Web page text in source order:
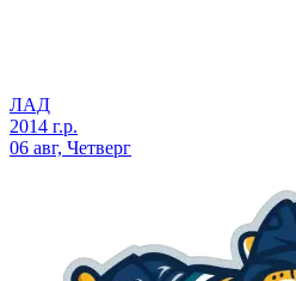
ЛАД
2014 г.р.
06 авг, Четверг